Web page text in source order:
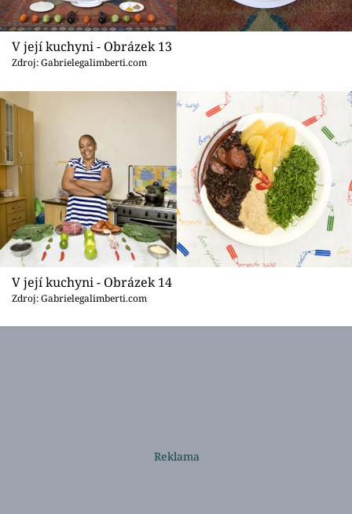
V její kuchyni - Obrázek 13
Zdroj: Gabrielegalimberti.com
V její kuchyni - Obrázek 14
Zdroj: Gabrielegalimberti.com